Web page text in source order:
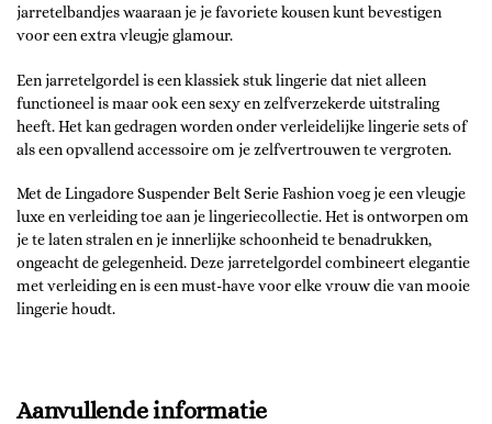
jarretelbandjes waaraan je je favoriete kousen kunt bevestigen
voor een extra vleugje glamour.
Een jarretelgordel is een klassiek stuk lingerie dat niet alleen
functioneel is maar ook een sexy en zelfverzekerde uitstraling
heeft. Het kan gedragen worden onder verleidelijke lingerie sets of
als een opvallend accessoire om je zelfvertrouwen te vergroten.
Met de Lingadore Suspender Belt Serie Fashion voeg je een vleugje
luxe en verleiding toe aan je lingeriecollectie. Het is ontworpen om
je te laten stralen en je innerlijke schoonheid te benadrukken,
ongeacht de gelegenheid. Deze jarretelgordel combineert elegantie
met verleiding en is een must-have voor elke vrouw die van mooie
lingerie houdt.
Aanvullende informatie